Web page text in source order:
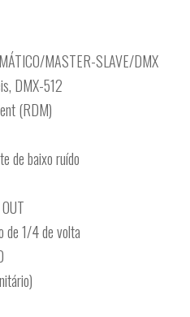
MASTER-SLAVE/DMX
DMX-512
(RDM)
de baixo ruído
de 1/4 de volta